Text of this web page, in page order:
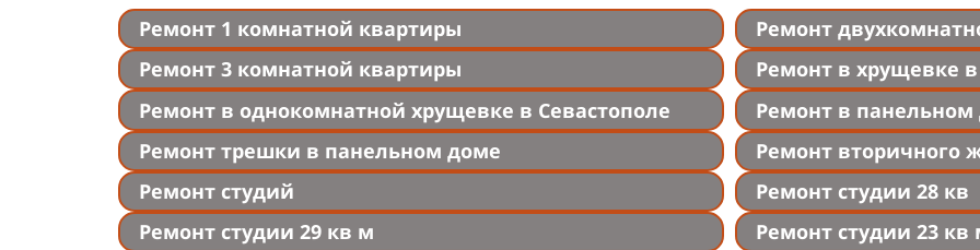
Ремонт 1 комнатной квартиры
Ремонт
Ремонт 3 комнатной квартиры
Ремонт в хрущевке
Ремонт в однокомнатной хрущевке в Севастополе
Ремонт в панельном
Ремонт трешки в панельном доме
Ремонт вторичного
Ремонт студий
Ремонт студии 28 кв
Ремонт студии 29 кв м
Ремонт студии 23 кв